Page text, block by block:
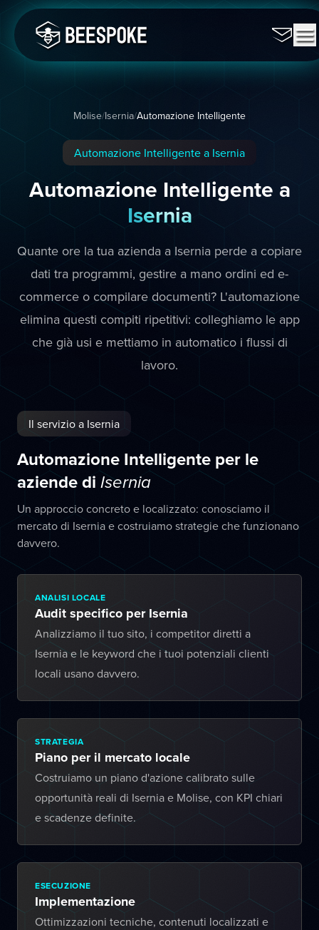
Molise/Isernia/Automazione Intelligente
Automazione Intelligente a Isernia
Automazione Intelligente a
Isernia
Quante ore la tua azienda a Isernia perde a copiare
dati tra programmi, gestire a mano ordini ed e-
commerce o compilare documenti? L'automazione
elimina questi compiti ripetitivi: colleghiamo le app
che già usi e mettiamo in automatico i flussi di
lavoro.
Il servizio a Isernia
Automazione Intelligente per le
aziende di Isernia
Un approccio concreto e localizzato: conosciamo il
mercato di Isernia e costruiamo strategie che funzionano
davvero.
ANALISI LOCALE
Audit specifico per Isernia
Analizziamo il tuo sito, i competitor diretti a
Isernia e le keyword che i tuoi potenziali clienti
locali usano davvero.
STRATEGIA
Piano per il mercato locale
Costruiamo un piano d'azione calibrato sulle
opportunità reali di Isernia e Molise, con KPI chiari
e scadenze definite.
ESECUZIONE
Implementazione
Ottimizzazioni tecniche, contenuti localizzati e